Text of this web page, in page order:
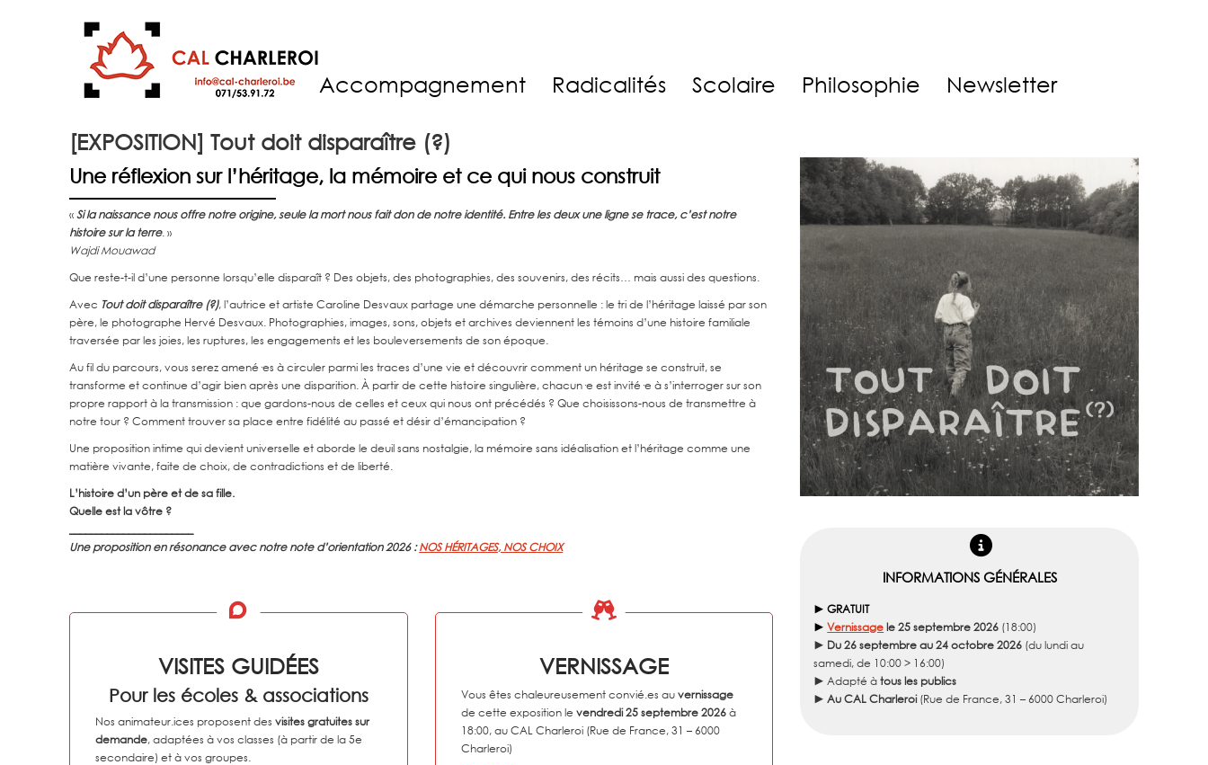
Accompagnement Radicalités Scolaire Philosophie Newsletter
[EXPOSITION] Tout doit disparaître (?)
Une réflexion sur l’héritage, la mémoire et ce qui nous construit
«Si la naissance nous offre notre origine, seule la mort nous fait don de notre identité. Entre les deux une ligne se trace, c’est notre
histoire sur la terre. »
Wajdi Mouawad
Que reste-t-il d’une personne lorsqu’elle disparaît ? Des objets, des photographies, des souvenirs, des récits… mais aussi des questions.
Avec Tout doit disparaître (?), l’autrice et artiste Caroline Desvaux partage une démarche personnelle : le tri de l’héritage laissé par son
père, le photographe Hervé Desvaux. Photographies, images, sons, objets et archives deviennent les témoins d’une histoire familiale
traversée par les joies, les ruptures, les engagements et les bouleversements de son époque.
Au fil du parcours, vous serez amené·es à circuler parmi les traces d’une vie et découvrir comment un héritage se construit, se
transforme et continue d’agir bien après une disparition. À partir de cette histoire singulière, chacun·e est invité·e à s’interroger sur son
propre rapport à la transmission : que gardons-nous de celles et ceux qui nous ont précédés ? Que choisissons-nous de transmettre à
notre tour ? Comment trouver sa place entre fidélité au passé et désir d’émancipation ?
Une proposition intime qui devient universelle et aborde le deuil sans nostalgie, la mémoire sans idéalisation et l’héritage comme une
matière vivante, faite de choix, de contradictions et de liberté.
L’histoire d’un père et de sa fille.
Quelle est la vôtre ?
Une proposition en résonance avec notre note d’orientation 2026 :NOS HÉRITAGES, NOS CHOIX
VISITES GUIDÉES
Pour les écoles & associations
Nos animateur.ices proposent desvisites gratuites sur
demande, adaptées à vos classes (à partir de la 5e
secondaire) età vos groupes.
VERNISSAGE
Vous êtes chaleureusement convié.es au vernissage
de cette exposition le vendredi 25 septembre 2026à
18:00, au CAL Charleroi (Rue de France, 31 – 6000
Charleroi)
INFORMATIONS GÉNÉRALES
► GRATUIT
►Vernissage le 25 septembre 2026 (18:00)
► Du 26 septembre au 24octobre 2026 (du lundi au
samedi, de 10:00 > 16:00)
► Adapté àtous les publics
► Au CAL Charleroi(Rue de France, 31 – 6000 Charleroi)